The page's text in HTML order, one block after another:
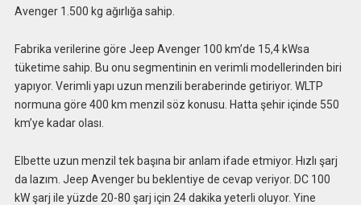
Avenger 1.500 kg ağırlığa sahip.
Fabrika verilerine göre Jeep Avenger 100 km’de 15,4 kWsa
tüketime sahip. Bu onu segmentinin en verimli modellerinden biri
yapıyor. Verimli yapı uzun menzili beraberinde getiriyor. WLTP
normuna göre 400 km menzil söz konusu. Hatta şehir içinde 550
km’ye kadar olası.
Elbette uzun menzil tek başına bir anlam ifade etmiyor. Hızlı şarj
da lazım. Jeep Avenger bu beklentiye de cevap veriyor. DC 100
kW şarj ile yüzde 20-80 şarj için 24 dakika yeterli oluyor. Yine